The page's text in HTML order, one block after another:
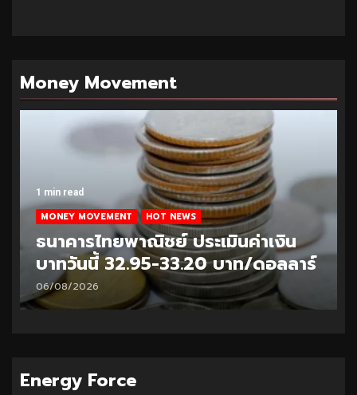
Money Movement
1 min read
MONEY MOVEMENT HOT NEWS
ธนาคารไทยพาณิชย์ ประเมินค่าเงิน
บาทวันนี้ 33.10-33.35 บาท/ดอลลาร์
05/08/2026
Energy Force